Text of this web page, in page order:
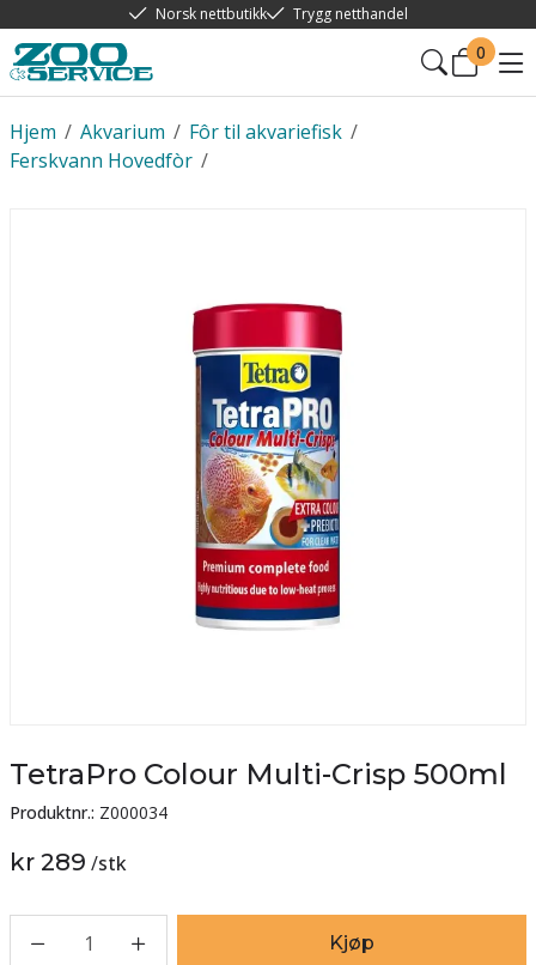
Norsk nettbutikk Trygg netthandel
0
/
Hjem /
Akvarium /
Fôr til akvariefisk
/
Ferskvann Hovedfòr
TetraPro Colour Multi-Crisp 500ml
Produktnr.: Z000034
kr 289 /stk
1 Kjøp